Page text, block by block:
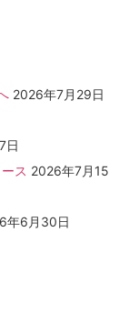
2026年7月29日
日
ス 2026年7月15
年6月30日